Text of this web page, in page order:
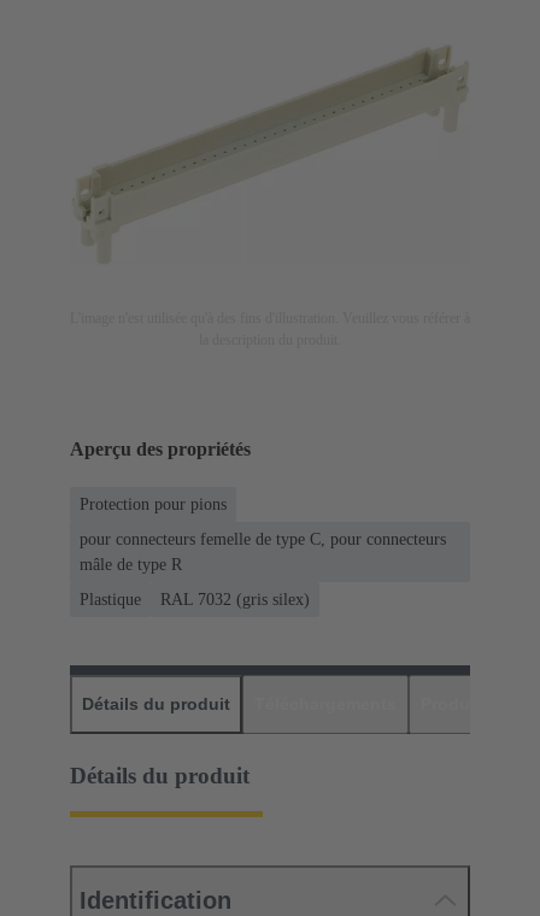
Aperçu des propriétés
Protection pour pions
pour connecteurs femelle de type C, pour connecteurs
mâle de type R
Plastique
RAL 7032 (gris silex)
Détails du produit
Détails du produit
Identification